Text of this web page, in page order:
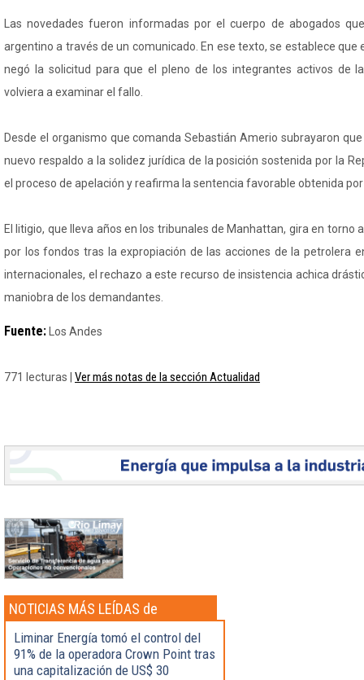
Las novedades fueron informadas por el cuerpo de abogados
argentino a través de un comunicado. En ese texto, se establece que
negó la solicitud para que el pleno de los integrantes activos de
volviera a examinar el fallo.
Desde el organismo que comanda Sebastián Amerio subrayaron
nuevo respaldo a la solidez jurídica de la posición sostenida por la
el proceso de apelación y reafirma la sentencia favorable obtenida
El litigio, que lleva años en los tribunales de Manhattan, gira en torno
por los fondos tras la expropiación de las acciones de la petrolera
internacionales, el rechazo a este recurso de insistencia achica
maniobra de los demandantes.
Fuente: Los Andes
771 lecturas | Ver más notas de la sección Actualidad
NOTICIAS MÁS LEÍDAS de
Actualidad
Liminar Energía tomó el control del
91% de la operadora Crown Point tras
una capitalización de US$ 30